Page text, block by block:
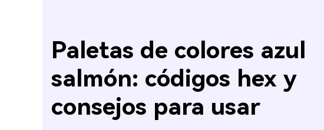
Paletas de colores azul
salmón: códigos hex y
consejos para usar